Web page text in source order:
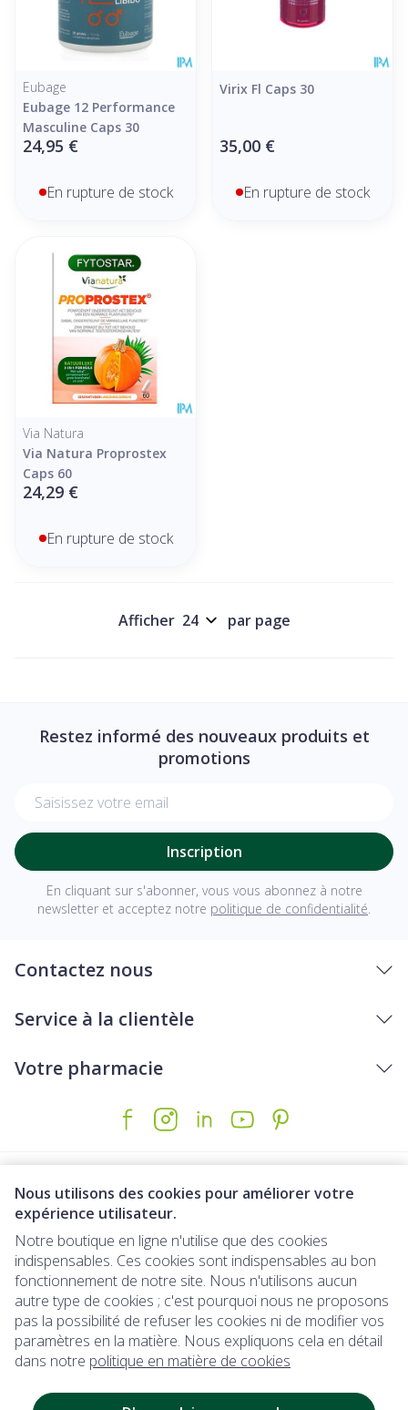
Nous utilisons des cookies pour améliorer votre
expérience utilisateur.
Notre boutique en ligne n'utilise que des cookies
indispensables. Ces cookies sont indispensables au bon
fonctionnement de notre site. Nous n'utilisons aucun
autre type de cookies ; c'est pourquoi nous ne proposons
pas la possibilité de refuser les cookies ni de modifier vos
paramètres en la matière. Nous expliquons cela en détail
dans notre politique en matière de cookies
Eubage
Eubage 12 Performance
Masculine Caps 30
24,95 €
En rupture de stock
Virix Fl Caps 30
35,00 €
En rupture de stock
Via Natura
Via Natura Proprostex
Caps 60
24,29 €
En rupture de stock
Afficher par page
Restez informé des nouveaux produits et
promotions
Inscription
En cliquant sur s'abonner, vous vous abonnez à notre
newsletter et acceptez notre politique de confidentialité.
Contactez nous
Service à la clientèle
Votre pharmacie
Liens légaux
Disponible immédiatement : à
Disponible immédiatement : à retirer dir